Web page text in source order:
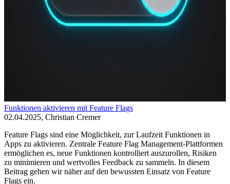
Funktionen aktivieren mit Feature Flags
02.04.2025, Christian Cremer
Feature Flags sind eine Möglichkeit, zur Laufzeit Funktionen in
Apps zu aktivieren. Zentrale Feature Flag Management-Plattformen
ermöglichen es, neue Funktionen kontrolliert auszurollen, Risiken
zu minimieren und wertvolles Feedback zu sammeln. In diesem
Beitrag gehen wir näher auf den bewussten Einsatz von Feature
Flags ein.